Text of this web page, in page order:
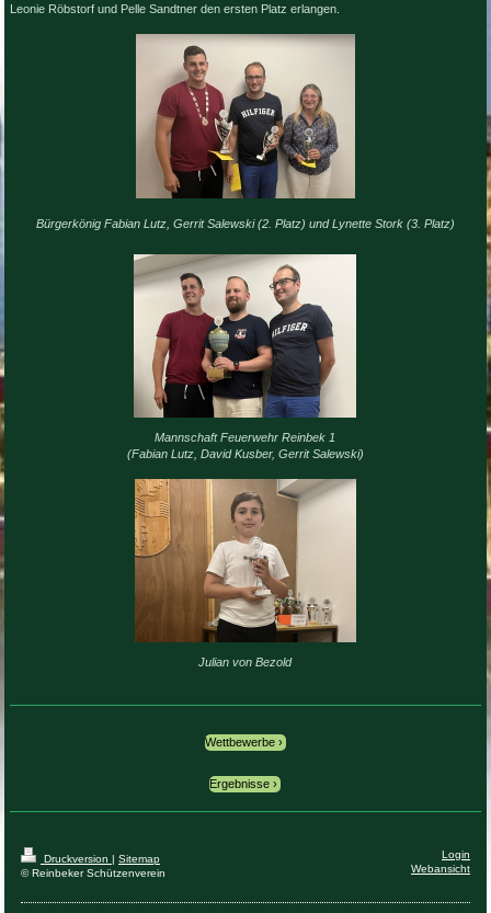
Leonie Röbstorf und Pelle Sandtner den ersten Platz erlangen.
Bürgerkönig Fabian Lutz, Gerrit Salewski (2. Platz) und Lynette Stork (3. Platz)
Mannschaft Feuerwehr Reinbek 1
(Fabian Lutz, David Kusber, Gerrit Salewski)
Julian von Bezold
Wettbewerbe
Ergebnisse
Druckversion
Sitemap
© Reinbeker Schützenverein
Login
Webansicht